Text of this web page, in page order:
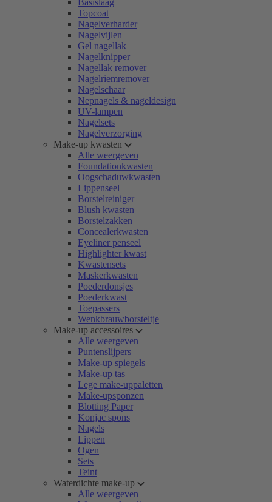
Basislaag
Topcoat
Nagelverharder
Nagelvijlen
Gel nagellak
Nagelknipper
Nagellak remover
Nagelriemremover
Nagelschaar
Nepnagels & nageldesign
UV-lampen
Nagelsets
Nagelverzorging
Make-up kwasten
Alle weergeven
Foundationkwasten
Oogschaduwkwasten
Lippenseel
Borstelreiniger
Blush kwasten
Borstelzakken
Concealerkwasten
Eyeliner penseel
Highlighter kwast
Kwastensets
Maskerkwasten
Poederdonsjes
Poederkwast
Toepassers
Wenkbrauwborsteltje
Make-up accessoires
Alle weergeven
Puntenslijpers
Make-up spiegels
Make-up tas
Lege make-uppaletten
Make-upsponzen
Blotting Paper
Konjac spons
Nagels
Lippen
Ogen
Sets
Teint
Waterdichte make-up
Alle weergeven